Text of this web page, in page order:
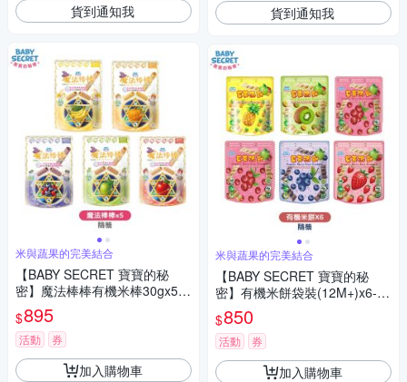
貨到通知我
米與蔬果的完美結合
【BABY SECRET 寶寶的秘
密】魔法棒棒有機米棒30gx5
(隨機)
$895
活動 券
加入購物車
貨到通知我
米與蔬果的完美結合
【BABY SECRET 寶寶的秘
密】有機米餅袋裝(12M+)x6-口
味隨機
$850
活動 券
加入購物車